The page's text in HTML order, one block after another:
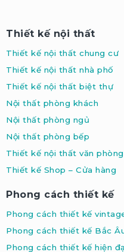
Thiết kế nội thất
Thiết kế nội thất chung cư
Thiết kế nội thất nhà phố
Thiết kế nội thất biệt thự
Nội thất phòng khách
Nội thất phòng ngủ
Nội thất phòng bếp
Thiết kế nội thất văn phòng
Thiết kế Shop – Cửa hàng
Phong cách thiết kế
Phong cách thiết kế
Phong cách thiết kế Bắc
Phong cách thiết kế hiện